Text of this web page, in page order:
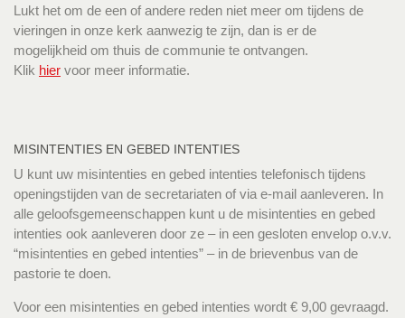
Lukt het om de een of andere reden niet meer om tijdens de
vieringen in onze kerk aanwezig te zijn, dan is er de
mogelijkheid om thuis de communie te ontvangen.
Klik hier voor meer informatie.
MISINTENTIES EN GEBED INTENTIES
U kunt uw misintenties en gebed intenties telefonisch tijdens
openingstijden van de secretariaten of via e-mail aanleveren. In
alle geloofsgemeenschappen kunt u de misintenties en gebed
intenties ook aanleveren door ze – in een gesloten envelop o.v.v.
“misintenties en gebed intenties” – in de brievenbus van de
pastorie te doen.
Voor een misintenties en gebed intenties wordt € 9,00 gevraagd.